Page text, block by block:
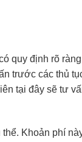
quy định rõ
trước các thủ
tại đây sẽ tư
Khoản phí